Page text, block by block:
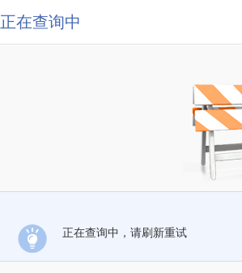
正在查询中
正在查询中，请刷新重试